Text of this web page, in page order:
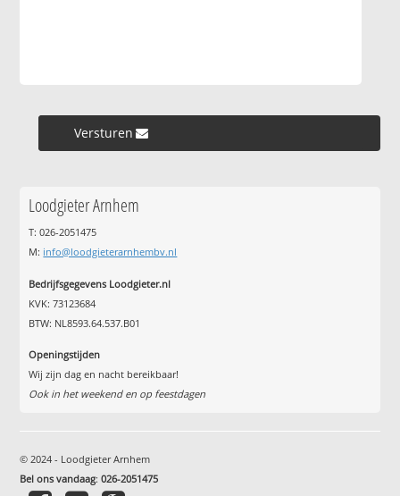
Versturen »
Loodgieter Arnhem
T: 026-2051475
M: info@loodgieterarnhembv.nl
Bedrijfsgegevens Loodgieter.nl
KVK: 73123684
BTW: NL8593.64.537.B01
Openingstijden
Wij zijn dag en nacht bereikbaar!
Ook in het weekend en op feestdagen
© 2024 - Loodgieter Arnhem
Bel ons vandaag:026-2051475